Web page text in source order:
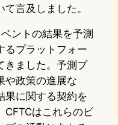
言及しました。
ントの結果を予測
るプラットフォー
きました。予測プ
や政策の進展な
果に関する契約を
CFTCはこれらのビ